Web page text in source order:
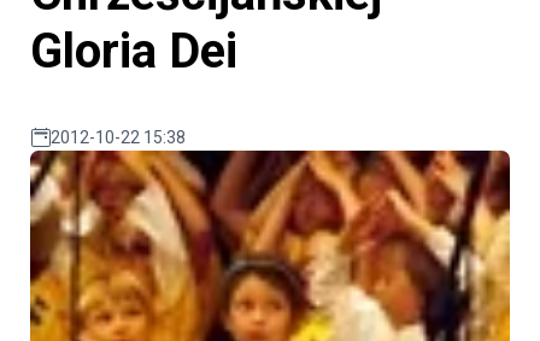
Gloria Dei
2012-10-22 15:38